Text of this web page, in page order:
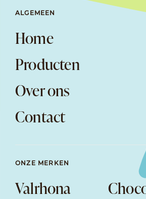
ALGEMEEN
Home
Producten
Over ons
Contact
ONZE MERKEN
Valrhona